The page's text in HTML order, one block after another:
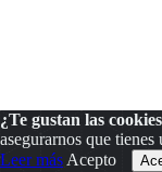
¿Te gustan las
asegurarnos que
Leer más Acepto